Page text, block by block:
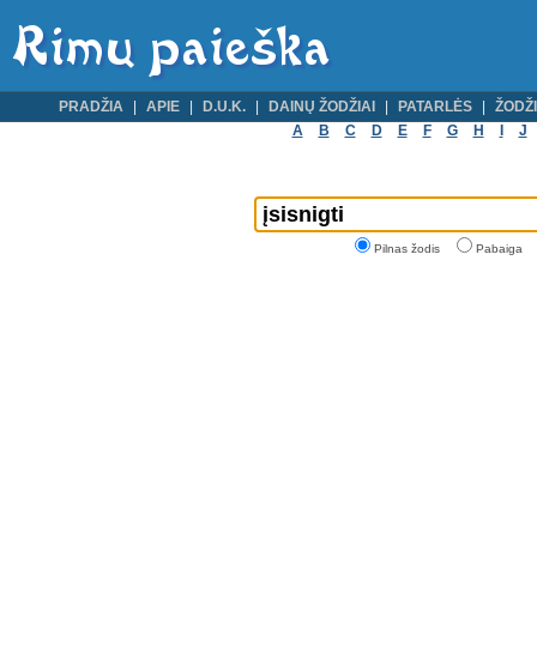
PRADŽIA APIE D.U.K. DAINŲ ŽODŽIAI PATARLĖS
A
B C D E F G H J
Pilnas žodis Pabaiga